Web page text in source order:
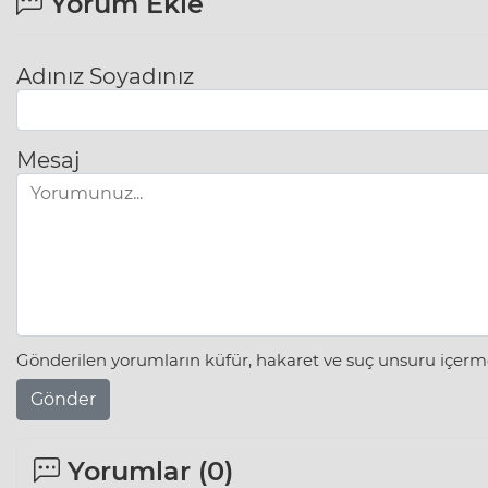
Adınız Soyadınız
Mesaj
Gönderilen yorumların küfür, hakaret ve suç unsuru
Gönder
Yorumlar (0)